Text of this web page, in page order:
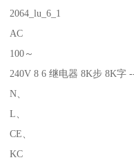
2064_lu_6_1
AC
100～
240V 8 6 继电器 8K步 8K字
N、
L、
CE、
KC